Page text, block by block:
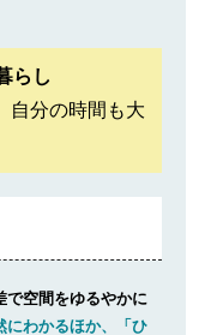
らし
自分の時間も大
で空間をゆるやかに
にわかるほか、「ひ